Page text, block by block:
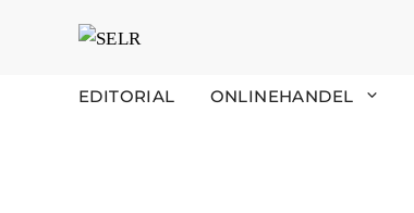
EDITORIAL
ONLINEHANDEL